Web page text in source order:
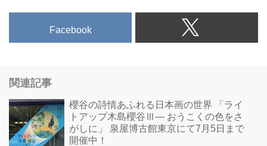
Facebook
関連記事
櫻谷の詩情あふれる日本画の世界 「ライ
トアップ木島櫻谷Ⅲ― おうこくの色をさ
がしに」 泉屋博古館東京にて7月5日まで
開催中！